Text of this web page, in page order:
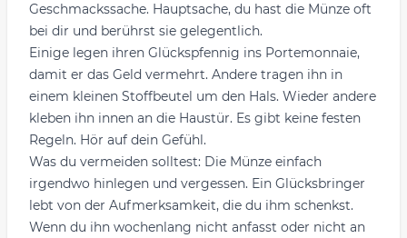
Geschmackssache. Hauptsache, du hast die Münze oft
bei dir und berührst sie gelegentlich.
Einige legen ihren Glückspfennig ins Portemonnaie,
damit er das Geld vermehrt. Andere tragen ihn in
einem kleinen Stoffbeutel um den Hals. Wieder andere
kleben ihn innen an die Haustür. Es gibt keine festen
Regeln. Hör auf dein Gefühl.
Was du vermeiden solltest: Die Münze einfach
irgendwo hinlegen und vergessen. Ein Glücksbringer
lebt von der Aufmerksamkeit, die du ihm schenkst.
Wenn du ihn wochenlang nicht anfasst oder nicht an